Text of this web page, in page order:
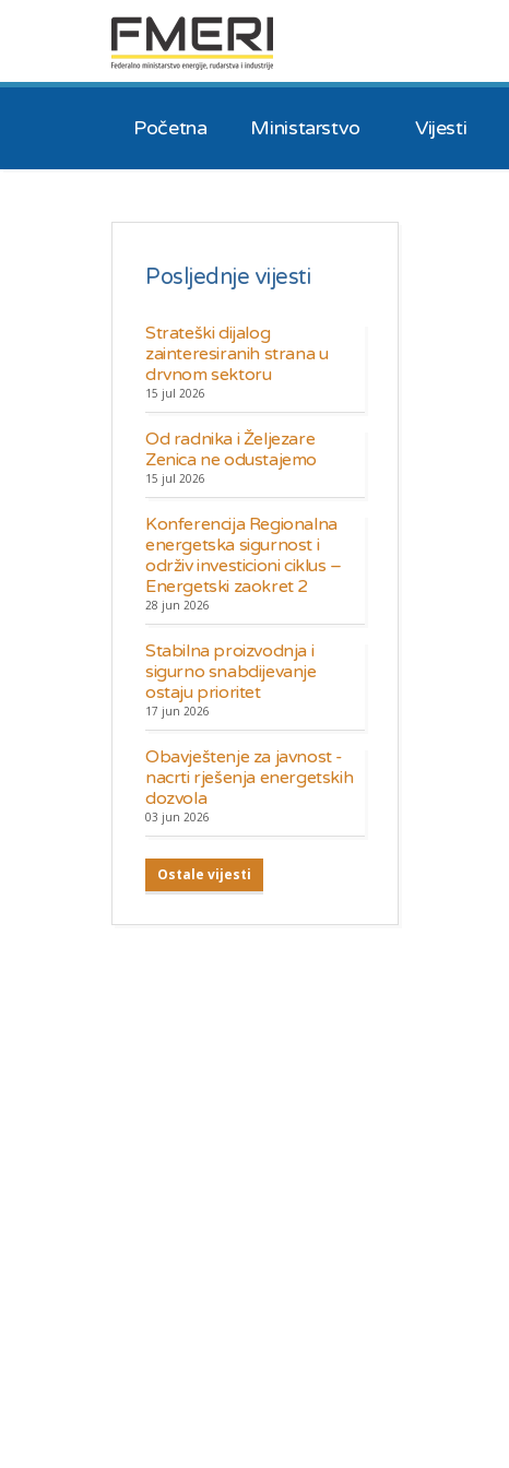
Početna Ministarstvo Vijesti
Posljednje vijesti
Strateški dijalog
zainteresiranih strana u
drvnom sektoru
15 jul 2026
Od radnika i Željezare
Zenica ne odustajemo
15 jul 2026
Konferencija Regionalna
energetska sigurnost i
održiv investicioni ciklus –
Energetski zaokret 2
28 jun 2026
Stabilna proizvodnja i
sigurno snabdijevanje
ostaju prioritet
17 jun 2026
Obavještenje za javnost -
nacrti rješenja energetskih
dozvola
03 jun 2026
Ostale vijesti